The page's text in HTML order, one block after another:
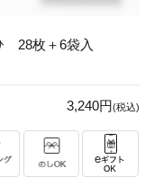
28枚＋6袋入
3,240円(税込)